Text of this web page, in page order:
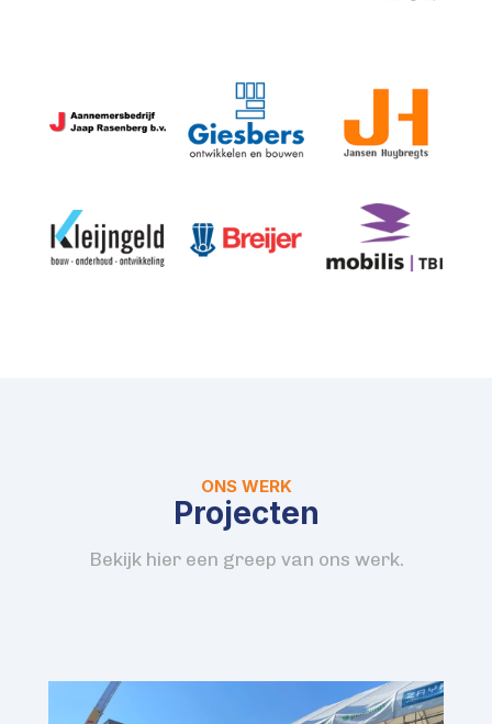
ONS WERK
Projecten
Bekijk hier een greep van ons werk.